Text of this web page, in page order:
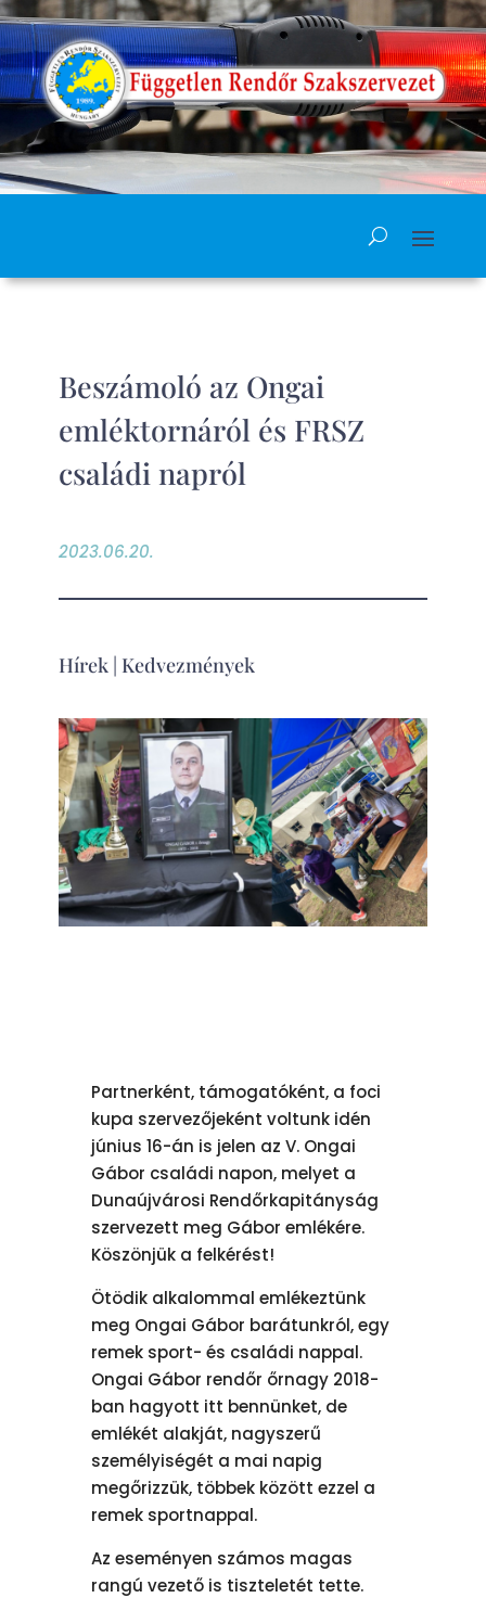
Beszámoló az Ongai
emléktornáról és FRSZ
családi napról
2023.06.20.
Hírek| Kedvezmények
Partnerként, támogatóként, a foci
kupa szervezőjeként voltunk idén
június 16-án is jelen az V. Ongai
Gábor családi napon, melyet a
Dunaújvárosi Rendőrkapitányság
szervezett meg Gábor emlékére.
Köszönjük a felkérést!
Ötödik alkalommal emlékeztünk
meg Ongai Gábor barátunkról, egy
remek sport- és családi nappal.
Ongai Gábor rendőr őrnagy 2018-
ban hagyott itt bennünket, de
emlékét alakját, nagyszerű
személyiségét a mai napig
megőrizzük, többek között ezzel a
remek sportnappal.
Az eseményen számos magas
rangú vezető is tiszteletét tette.